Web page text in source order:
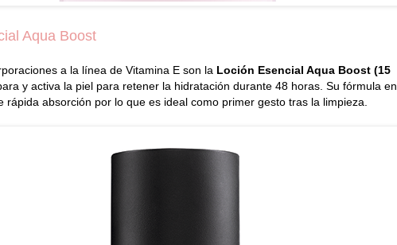
Aqua Boost
a la línea de Vitamina E son la Loción Esencial Aqua Boost (15
y activa la piel para retener la hidratación durante 48 horas. Su fórmula en
rápida absorción por lo que es ideal como primer gesto tras la limpieza.